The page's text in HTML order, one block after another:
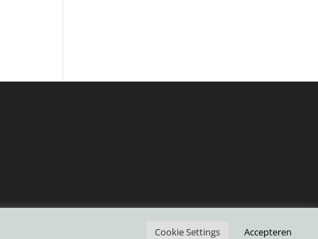
Cookie Settings Accepteren